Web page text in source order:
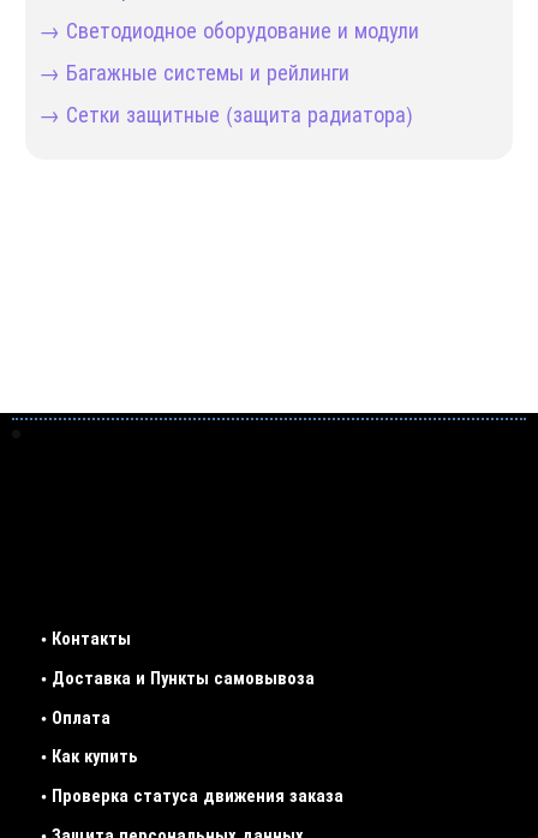
→ Светодиодное оборудование и модули
→ Багажные системы и рейлинги
→ Сетки защитные (защита радиатора)
• Контакты
• Доставка и Пункты самовывоза
• Оплата
• Как купить
• Проверка статуса движения заказа